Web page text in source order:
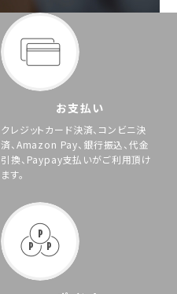
お支払い
クレジットカード決済、コンビニ決
済、Amazon Pay、銀行振込、代金
引換、Paypay支払いがご利用頂け
ます。